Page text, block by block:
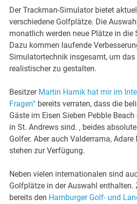
Der Trackman-Simulator bietet
verschiedene Golfplätze. Die
monatlich werden neue Plätze in die
Dazu kommen laufende
Simulatortechnik insgesamt, um das
realistischer zu gestalten.
Besitzer Martin Harnik hat mir im
Fragen“ bereits verraten, dass die
Gäste im Eisen Sieben Pebble
in St. Andrews sind. , beides
Golfer. Aber auch Valderrama,
stehen zur Verfügung.
Neben vielen internationalen sind
Golfplätze in der Auswahl enthalten.
bereits den Hamburger Golf- und